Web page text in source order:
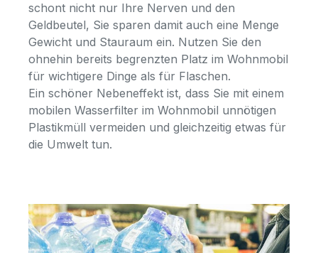
schont nicht nur Ihre Nerven und den
Geldbeutel, Sie sparen damit auch eine Menge
Gewicht und Stauraum ein. Nutzen Sie den
ohnehin bereits begrenzten Platz im Wohnmobil
für wichtigere Dinge als für Flaschen.
Ein schöner Nebeneffekt ist, dass Sie mit einem
mobilen Wasserfilter im Wohnmobil unnötigen
Plastikmüll vermeiden und gleichzeitig etwas für
die Umwelt tun.